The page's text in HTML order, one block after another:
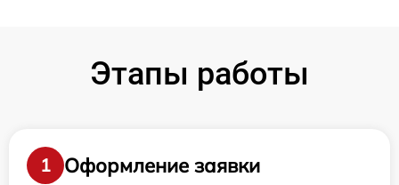
Этапы работы
1
Оформление заявки